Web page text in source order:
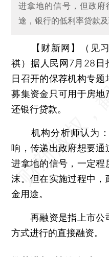
进拿地的信号，但政
途，银行的低利率贷款
【财新网】（见
祺） 据人民网7月28日
日召开的保荐机构专
募集资金只可用于房
还银行贷款。
机构分析师认为：
响，传递出政府想要
进拿地的信号，一定
沫。但在实施过程中
金用途。
再融资是指上市公
方式进行的直接融资。